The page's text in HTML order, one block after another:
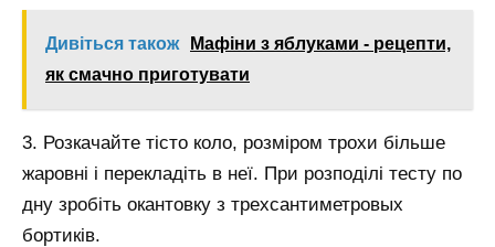
Дивіться також
Мафіни з яблуками - рецепти,
як смачно приготувати
3. Розкачайте тісто коло, розміром трохи більше
жаровні і перекладіть в неї. При розподілі тесту по
дну зробіть окантовку з трехсантиметровых
бортиків.